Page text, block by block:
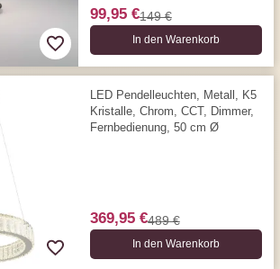
99,95 €149 €
In den Warenkorb
LED Pendelleuchten, Metall, K5
Kristalle, Chrom, CCT, Dimmer,
Fernbedienung, 50 cm Ø
369,95 €489 €
In den Warenkorb